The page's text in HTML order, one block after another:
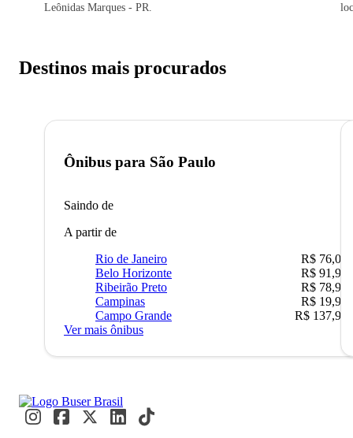
Leônidas Marques - PR.
Destinos mais procurados
Ônibus para São Paulo
Saindo de
A partir de
Rio de Janeiro
R$ 76,09
Belo Horizonte
R$ 91,90
Ribeirão Preto
R$ 78,90
Campinas
R$ 19,90
Campo Grande
R$ 137,90
Ver mais ônibus